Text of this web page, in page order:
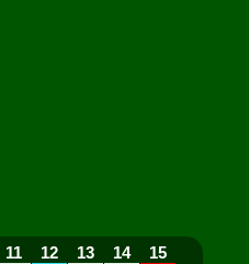
11 12 13 14
15